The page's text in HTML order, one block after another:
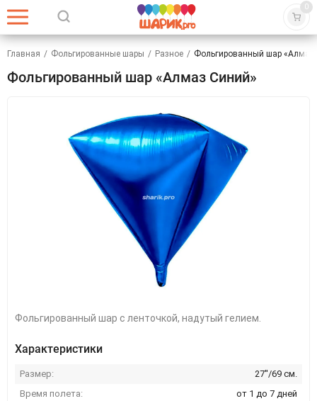
0
Главная / Фольгированные шары / Разное / Фольгированный шар «Алмаз
Фольгированный шар «Алмаз Синий»
Фольгированный шар с ленточкой, надутый гелием.
Характеристики
Размер:
27''/69 см.
Время полета:
от 1 до 7 дней